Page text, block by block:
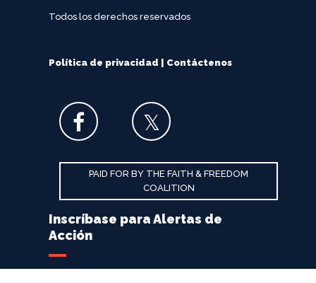
Todos los derechos reservados
Política de privacidad Contáctenos
PAID FOR BY THE FAITH & FREEDOM
COALITION
Inscríbase para Alertas de
Acción